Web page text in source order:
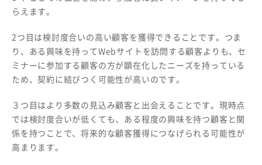
らえます。
2つ目は検討度合いの高い顧客を獲得できることです。つま
り、ある興味を持ってWebサイトを訪問する顧客よりも、セ
ミナーに参加する顧客の方が顕在化したニーズを持っている
ため、契約に結びつく可能性が高いのです。
３つ目はより多数の見込み顧客と出会えることです。現時点
では検討度合いが低くても、ある程度の興味を持つ顧客と関
係を持つことで、将来的な顧客獲得につなげられる可能性が
高まります。